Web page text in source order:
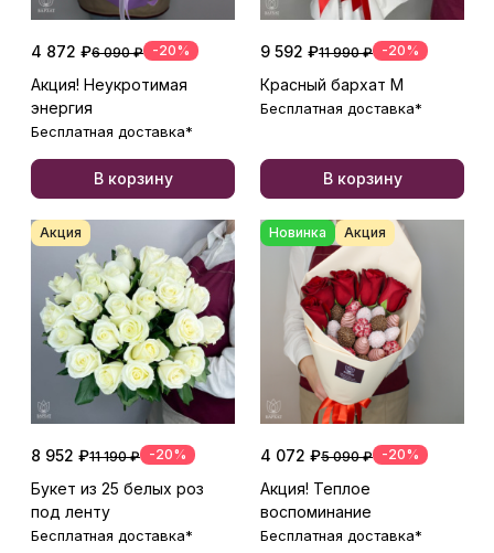
4 872 ₽6 090 ₽ -20%
Акция! Неукротимая
энергия
Бесплатная доставка*
В корзину
9 592 ₽11 990 ₽ -20%
Красный бархат М
Бесплатная доставка*
В корзину
Акция
8 952 ₽11 190 ₽ -20%
Букет из 25 белых роз
под ленту
Бесплатная доставка*
Новинка Акция
4 072 ₽5 090 ₽ -20%
Акция! Теплое
воспоминание
Бесплатная доставка*